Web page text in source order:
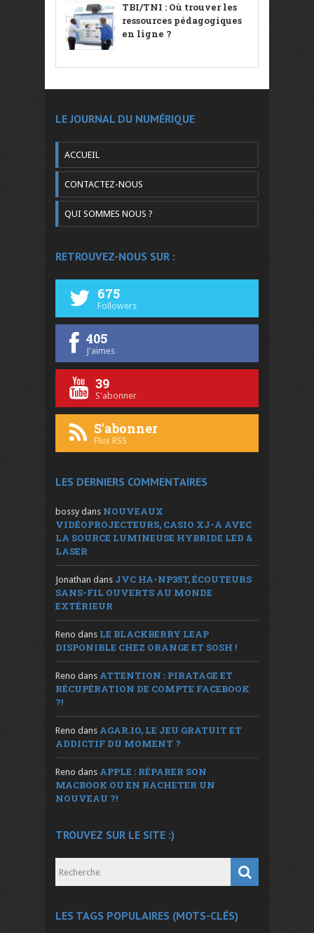
TBI/TNI : Où trouver les
ressources pédagogiques
en ligne ?
LE JOURNAL DU NUMÉRIQUE
ACCUEIL
CONTACTEZ-NOUS
QUI SOMMES NOUS ?
RETROUVEZ-NOUS SUR :
675
Followers
405
J'aimes
39
S'abonner
S'abonner
Flux RSS
LES DERNIERS COMMENTAIRES
bossy dans NOUVEAUX
VIDÉOPROJECTEURS, CASIO XJ-A AVEC
LA SOURCE LUMINEUSE HYBRIDE LED &
LASER
Jonathan dans JVC HA-NP35T, ÉCOUTEURS
SANS-FIL OUVERTS AU MONDE
EXTÉRIEUR
Reno dans LE BLACKBERRY LEAP
DISPONIBLE CHEZ ORANGE ET SOSH !
Reno dans ATTENTION : PIRATAGE ET
RÉCUPÉRATION DE COMPTE FACEBOOK
?!
Reno dans AGAR.IO, LE JEU GRATUIT ET
ADDICTIF DU MOMENT ?
Reno dans APPLE : RÉPARER SON
MACBOOK OU EN RACHETER UN
NOUVEAU ?!
TROUVEZ SUR LE SITE :)
LES TAGS POPULAIRES (MOTS-CLÉS)